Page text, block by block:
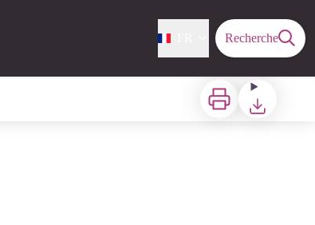
Recherche
Imprimer Télécharger